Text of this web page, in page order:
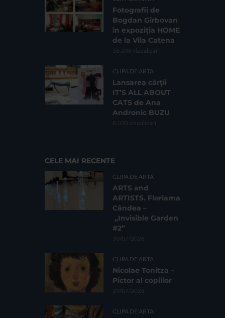
Fotografii de
Bogdan Gîrbovan
în expoziția HOME
de la Vila Catena
16.206 vizualizari
CLIPA DE ARTA
Lansarea cărții
IT’S ALL ABOUT
CATS de Ana
Andronic BUZU
8.030 vizualizari
CELE MAI RECENTE
CLIPA DE ARTA
ARTS and
ARTISTS. Floriama
Cândea –
„Invisible Garden
#2”
30/07/2026
CLIPA DE ARTA
Nicolae Tonitza –
Pictor al copiilor
29/07/2026
CLIPA DE ARTA